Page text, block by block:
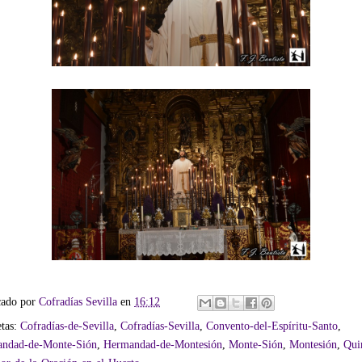
por Cofradías Sevilla en 16:12
Cofradías-de-Sevilla Cofradías-Sevilla Convento-del-Espíritu-Santo
de-Monte-Sión Hermandad-de-Montesión Monte-Sión Montesión